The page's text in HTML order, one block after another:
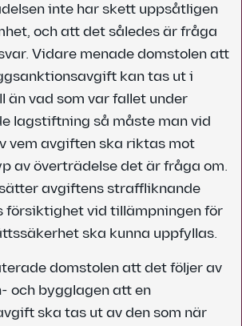
inte har skett uppsåtligen
och att det således är fråga
Vidare menade domstolen att
kan tas ut i
än vad som var fallet under
lagstiftning så måste man vid
vem avgiften ska riktas mot
av överträdelse det är fråga om.
avgiftens straffliknande
försiktighet vid tillämpningen för
ska kunna uppfyllas.
domstolen att det följer av
och bygglagen att en
ska tas ut av den som när